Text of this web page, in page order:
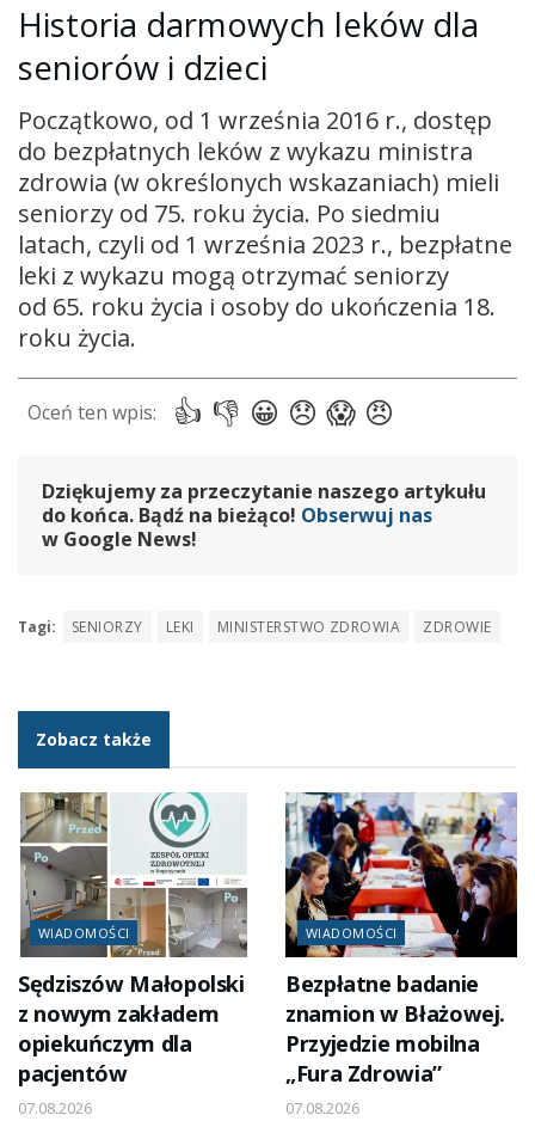
Historia darmowych leków dla
seniorów i dzieci
Początkowo, od 1 września 2016 r., dostęp
do bezpłatnych leków z wykazu ministra
zdrowia (w określonych wskazaniach) mieli
seniorzy od 75. roku życia. Po siedmiu
latach, czyli od 1 września 2023 r., bezpłatne
leki z wykazu mogą otrzymać seniorzy
od 65. roku życia i osoby do ukończenia 18.
roku życia.
Dziękujemy za przeczytanie naszego artykułu
do końca. Bądź na bieżąco! Obserwuj nas
w Google News!
Tagi: SENIORZY LEKI MINISTERSTWO ZDROWIA ZDROWIE
Zobacz także
WIADOMOŚCI
Sędziszów Małopolski
z nowym zakładem
opiekuńczym dla
pacjentów
07.08.2026
WIADOMOŚCI
Bezpłatne badanie
znamion w Błażowej.
Przyjedzie mobilna
„Fura Zdrowia”
07.08.2026